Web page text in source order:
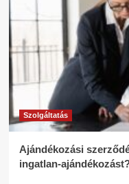
Szolgáltatás
Ajándékozási
ingatlan-